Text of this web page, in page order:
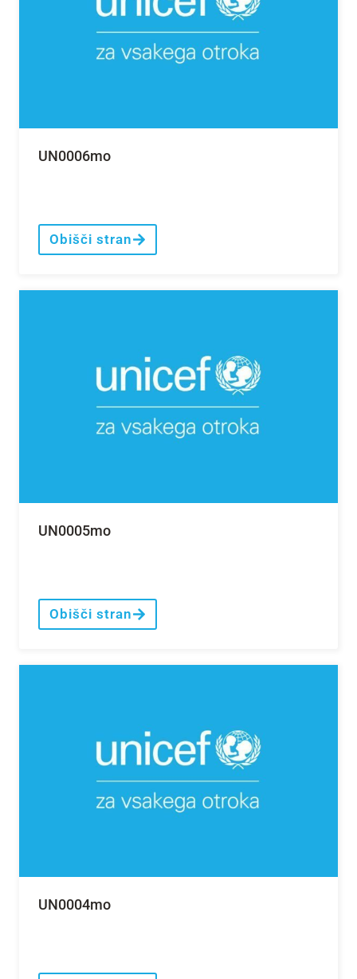
UN0006mo
Obišči stran
UN0005mo
Obišči stran
UN0004mo